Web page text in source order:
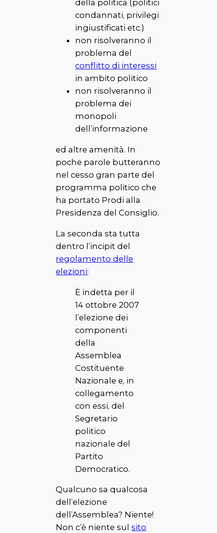
della politica (politici
condannati, privilegi
ingiustificati etc.)
non risolveranno il
problema del
conflitto di interessi
in ambito politico
non risolveranno il
problema dei
monopoli
dell’informazione
ed altre amenità. In
poche parole butteranno
nel cesso gran parte del
programma politico che
ha portato Prodi alla
Presidenza del Consiglio.
La seconda sta tutta
dentro l’incipit del
regolamento delle
elezioni:
È indetta per il
14 ottobre 2007
l’elezione dei
componenti
della
Assemblea
Costituente
Nazionale e, in
collegamento
con essi, del
Segretario
politico
nazionale del
Partito
Democratico.
Qualcuno sa qualcosa
dell’elezione
dell’Assemblea? Niente!
Non c’è niente sulsito